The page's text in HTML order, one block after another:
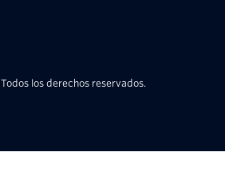
Todos los derechos reservados.